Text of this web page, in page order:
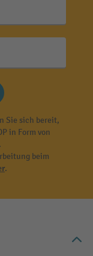
Sie sich bereit,
in Form von
beim
.